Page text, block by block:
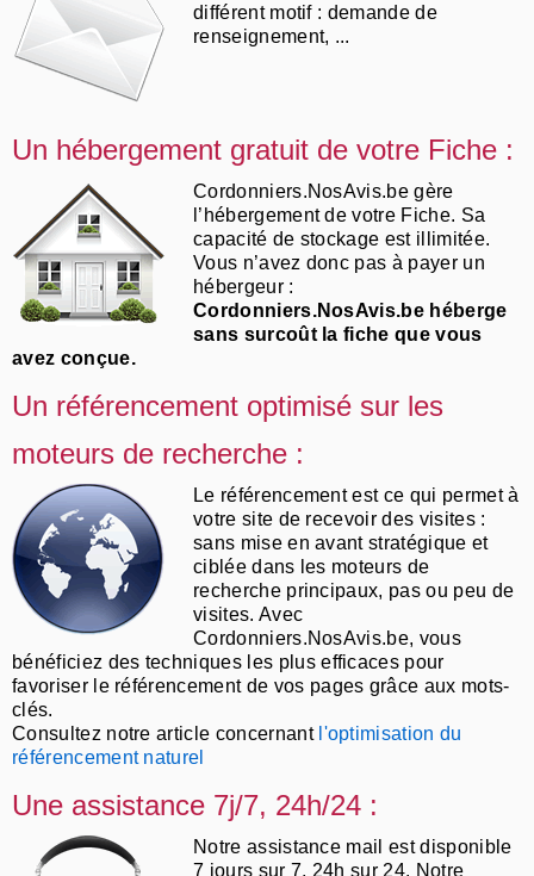
différent motif : demande de
renseignement, ...
Un hébergement gratuit de votre Fiche :
Cordonniers.NosAvis.be gère
l’hébergement de votre Fiche. Sa
capacité de stockage est illimitée.
Vous n’avez donc pas à payer un
hébergeur :
Cordonniers.NosAvis.be héberge
sans surcoût la fiche que vous
avez conçue.
Un référencement optimisé sur les
moteurs de recherche :
Le référencement est ce qui permet à
votre site de recevoir des visites :
sans mise en avant stratégique et
ciblée dans les moteurs de
recherche principaux, pas ou peu de
visites. Avec
Cordonniers.NosAvis.be, vous
bénéficiez des techniques les plus efficaces pour
favoriser le référencement de vos pages grâce aux mots-
clés.
Consultez notre article concernant l'optimisation du
référencement naturel
Une assistance 7j/7, 24h/24 :
Notre assistance mail est disponible
7 jours sur 7, 24h sur 24. Notre